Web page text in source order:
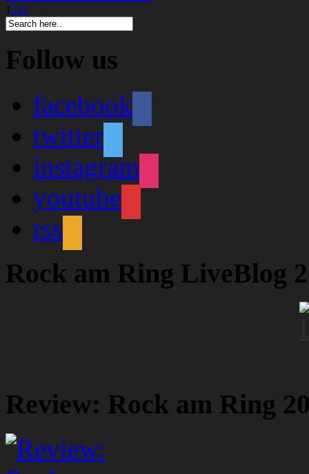
1 234
Follow us
facebook
twitter
instagram
youtube
rss
Rock am Ring LiveBlog
Review: Rock am Ring